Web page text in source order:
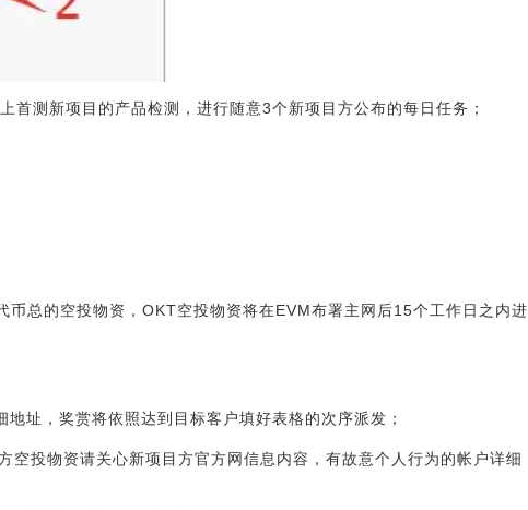
测新项目的产品检测，进行随意3个新项目方公布的每日任务；
总的空投物资，OKT空投物资将在EVM布署主网后15个工作日之内进
址，奖赏将依照达到目标客户填好表格的次序派发；
投物资请关心新项目方官方网信息内容，有故意个人行为的帐户详细